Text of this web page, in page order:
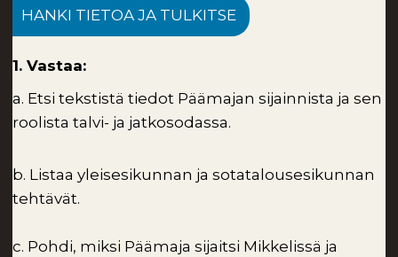
HANKI TIETOA JA TULKITSE
1. Vastaa:
a. Etsi tekstistä tiedot Päämajan sijainnista ja sen
roolista talvi- ja jatkosodassa.
b. Listaa yleisesikunnan ja sotatalousesikunnan
tehtävät.
c. Pohdi, miksi Päämaja sijaitsi Mikkelissä ja